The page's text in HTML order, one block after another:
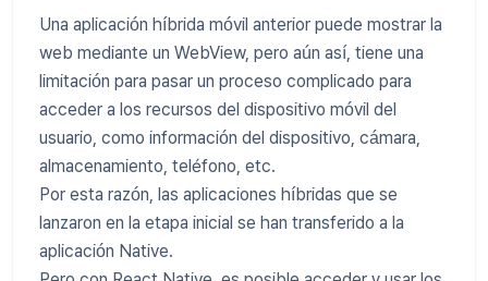
Una aplicación híbrida móvil anterior puede mostrar la
web mediante un WebView, pero aún así, tiene una
limitación para pasar un proceso complicado para
acceder a los recursos del dispositivo móvil del
usuario, como información del dispositivo, cámara,
almacenamiento, teléfono, etc.
Por esta razón, las aplicaciones híbridas que se
lanzaron en la etapa inicial se han transferido a la
aplicación Native.